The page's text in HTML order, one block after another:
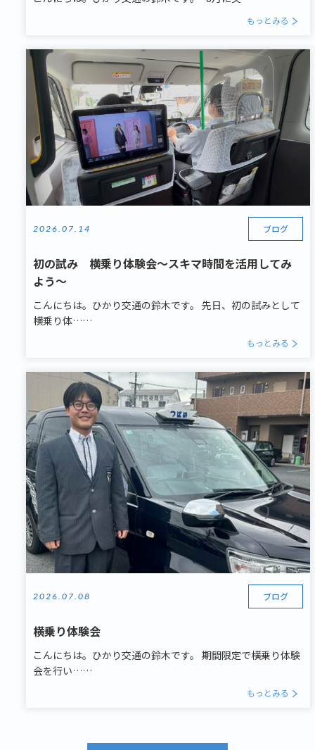
もっとみる
2026.07.14 ブログ
初の試み 横乗り体験会～スキマ時間を活用してみ
よう～
こんにちは。ひかり交通の鈴木です。 先日、初の試みとして
横乗り体……
もっとみる
2026.07.08 ブログ
横乗り体験会
こんにちは。ひかり交通の鈴木です。 期間限定で横乗り体験
会を行い……
もっとみる